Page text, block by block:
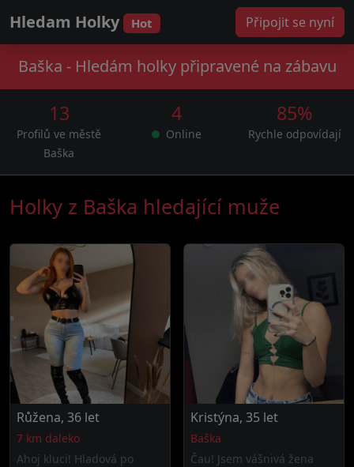
Hledam Holky Hot Připojit se nyní
Baška - Hledám holky připravené na zábavu
13
Profilů ve městě
Baška
4
Online
85%
Rychle odpovídají
Holky z Baška hledající muže
Růžena, 36 let
7 km daleko
Ahoj kluci! Hladová po
Kristýna, 35 let
Baška
Čau! Jsem vášnivá žena